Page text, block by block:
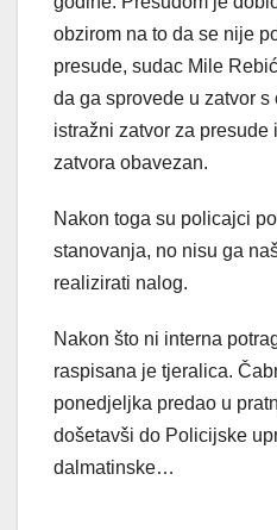
obzirom na to da se nije
presude, sudac Mile
da ga sprovede u zatvor s
istražni zatvor za presude
zatvora obavezan.
Nakon toga su policajci
stanovanja, no nisu ga
realizirati nalog.
Nakon što ni interna
raspisana je tjeralica.
ponedjeljka predao u
došetavši do Policijske
dalmatinske…